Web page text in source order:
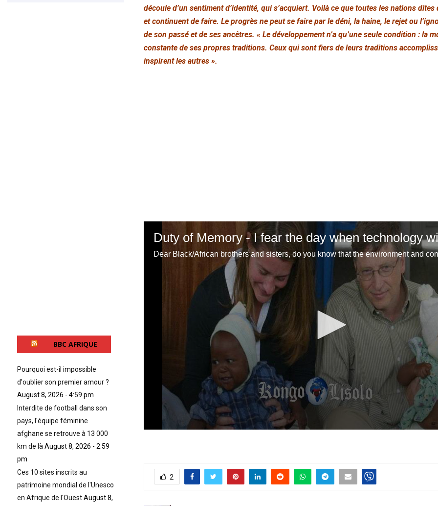
découle d’un sentiment d’identité, qui s’acquiert. Voilà ce que toutes les nations
et continuent de faire. Le progrès ne peut se faire par le déni, la haine, le rejet ou
de son passé et de ses ancêtres. « Le développement n’a qu’une seule condition : la
constante de ses propres traditions. Ceux qui sont fiers de leurs traditions
inspirent les autres ».
o
2
BBC AFRIQUE
Pourquoi est-il impossible
d'oublier son premier amour ?
August 8, 2026 - 4:59 pm
Interdite de football dans son
pays, l'équipe féminine
afghane se retrouve à 13 000
km de làAugust 8, 2026 - 2:59
pm
Ces 10 sites inscrits au
patrimoine mondial de l'Unesco
en Afrique de l'OuestAugust 8,